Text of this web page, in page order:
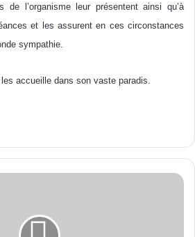
de l’organisme leur présentent ainsi qu’à
et les assurent en ces circonstances
sympathie.
accueille dans son vaste paradis.